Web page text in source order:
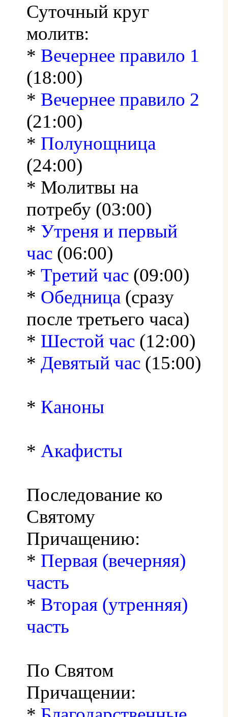
Суточный круг
молитв:
* Вечернее правило 1
(18:00)
* Вечернее правило 2
(21:00)
* Полунощница
(24:00)
* Молитвы на
потребу (03:00)
* Утреня и первый
час (06:00)
* Третий час (09:00)
* Обедница (сразу
после третьего часа)
* Шестой час (12:00)
* Девятый час (15:00)
* Каноны
* Акафисты
Последование ко
Святому
Причащению:
* Первая (вечерняя)
часть
* Вторая (утренняя)
часть
По Святом
Причащении: